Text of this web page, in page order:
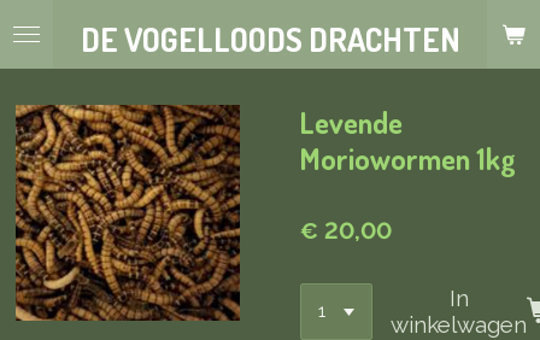
Ga
de
hoofdinhoud
DE VOGELLOODS DRACHTEN
Levende
Moriowormen 1kg
€ 20,00
In
winkelwagen